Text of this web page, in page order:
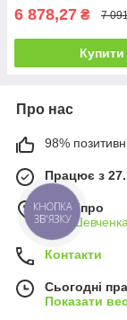
6 878,27 ₴ 7
Купити
Про нас
98%
Працює з
м. Дніпро
вул.
Контакти
Сьогодні
Показати
КНОПКА
ЗВ'ЯЗКУ